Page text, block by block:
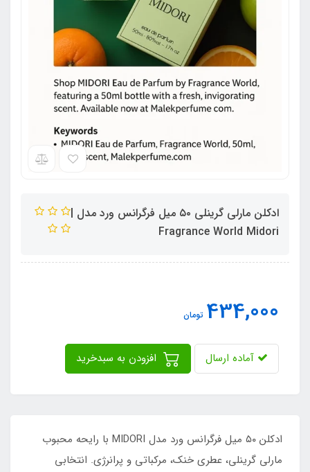
ادکلن مارلی گرینلی ۵۰ میل فرگرانس ورد مدل |
Fragrance World Midori
434,000 تومان
آماده ارسال
ادکلن ۵۰ میل فرگرانس ورد مدل MIDORI با رایحه محبوب
مارلی گرینلی، عطری خنک، مرکباتی و پرانرژی. انتخابی